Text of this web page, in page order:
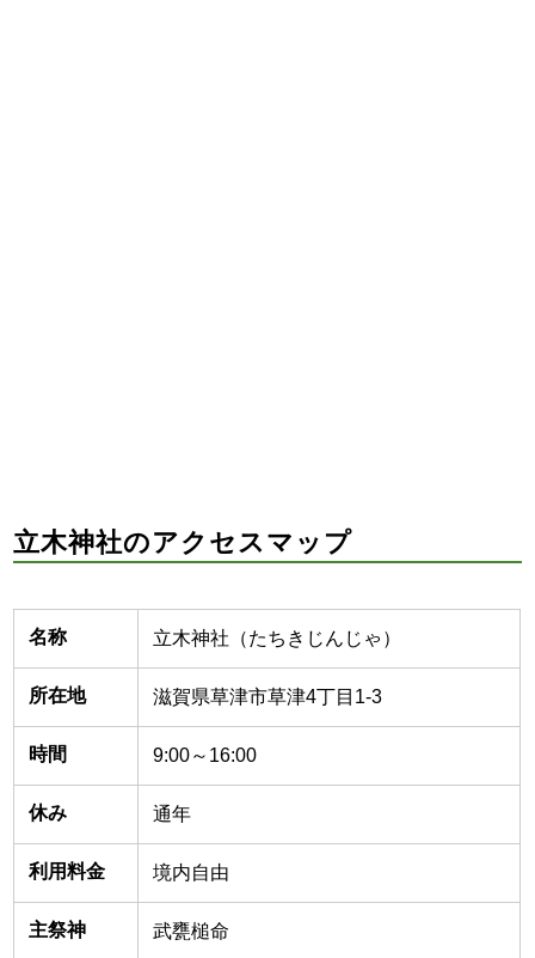
立木神社のアクセスマップ
名称 立木神社（たちきじんじゃ）
所在地 滋賀県草津市草津4丁目1-3
時間 9:00～16:00
休み 通年
利用料金 境内自由
主祭神 武甕槌命